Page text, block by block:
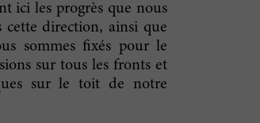
ici les progrès que nous
cette direction, ainsi que
sommes fixés pour le
sur tous les fronts et
sur le toit de notre